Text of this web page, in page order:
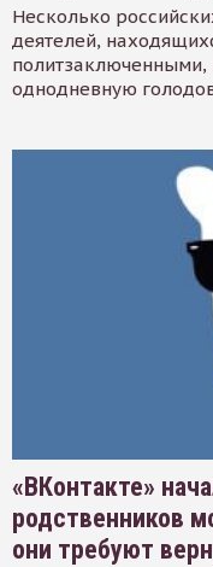
Несколько
деятелей,
политзаключенными,
однодневную
«ВКонтакте»
родственников
они требуют